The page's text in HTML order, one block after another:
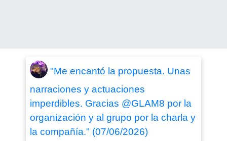
"Me encantó la propuesta. Unas
narraciones y actuaciones
imperdibles. Gracias @GLAM8 por la
organización y al grupo por la charla y
la compañía." (07/06/2026)